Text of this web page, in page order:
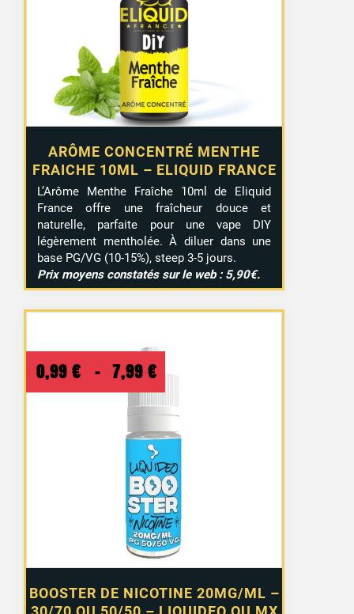
ARÔME CONCENTRÉ MENTHE
FRAICHE 10ML – ELIQUID FRANCE
L’Arôme Menthe Fraîche 10ml de Eliquid
France offre une fraîcheur douce et
naturelle, parfaite pour une vape DIY
légèrement mentholée. À diluer dans une
base PG/VG (10-15%), steep 3-5 jours.
Prix moyens constatés sur le web : 5,90€.
BOOSTER DE NICOTINE 20MG/ML –
0,99 € – 7,99 € Plage
de
prix :
0,99 €
à
7,99 €